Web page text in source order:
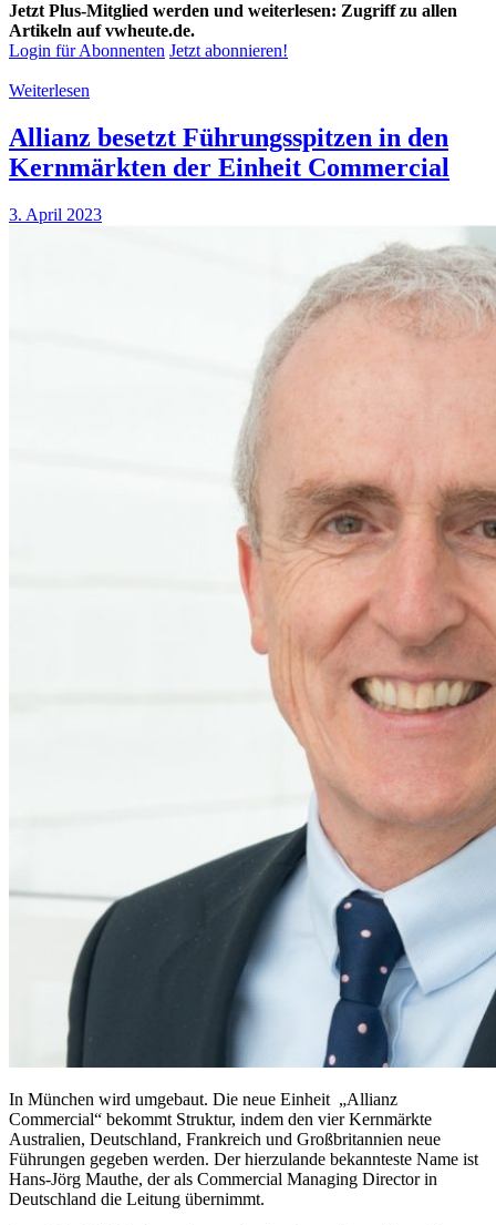
Jetzt Plus-Mitglied werden und weiterlesen: Zugriff zu allen
Artikeln auf vwheute.de.
Login für Abonnenten Jetzt abonnieren!
Weiterlesen
Allianz besetzt Führungsspitzen in den
Kernmärkten der Einheit Commercial
3. April 2023
In München wird umgebaut. Die neue Einheit „Allianz
Commercial“ bekommt Struktur, indem den vier Kernmärkte
Australien, Deutschland, Frankreich und Großbritannien neue
Führungen gegeben werden. Der hierzulande bekannteste Name ist
Hans-Jörg Mauthe, der als Commercial Managing Director in
Deutschland die Leitung übernimmt.